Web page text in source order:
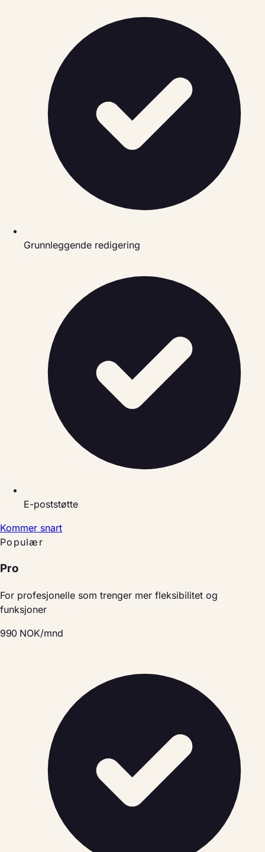
Grunnleggende redigering
E-poststøtte
Kommer snart
Populær
Pro
For profesjonelle som trenger mer fleksibilitet og
funksjoner
990 NOK/mnd